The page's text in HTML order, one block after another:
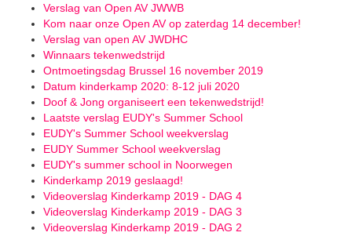
Verslag van Open AV JWWB
Kom naar onze Open AV op zaterdag 14 december!
Verslag van open AV JWDHC
Winnaars tekenwedstrijd
Ontmoetingsdag Brussel 16 november 2019
Datum kinderkamp 2020: 8-12 juli 2020
Doof & Jong organiseert een tekenwedstrijd!
Laatste verslag EUDY's Summer School
EUDY's Summer School weekverslag
EUDY Summer School weekverslag
EUDY's summer school in Noorwegen
Kinderkamp 2019 geslaagd!
Videoverslag Kinderkamp 2019 - DAG 4
Videoverslag Kinderkamp 2019 - DAG 3
Videoverslag Kinderkamp 2019 - DAG 2